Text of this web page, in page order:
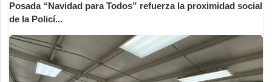
Posada “Navidad para Todos” refuerza la proximidad social
de la Policí...